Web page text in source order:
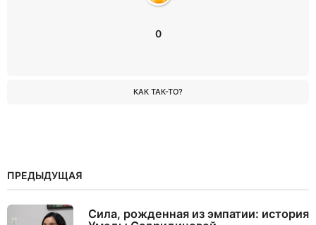
0
КАК ТАК-ТО?
ПРЕДЫДУЩАЯ
Сила, рожденная из эмпатии: история